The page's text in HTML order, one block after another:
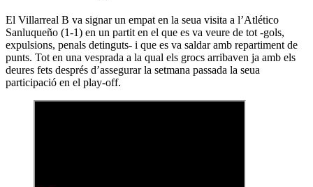
El Villarreal B va signar un empat en la seua visita a l’Atlético
Sanluqueño (1-1) en un partit en el que es va veure de tot -gols,
expulsions, penals detinguts- i que es va saldar amb repartiment de
punts. Tot en una vesprada a la qual els grocs arribaven ja amb els
deures fets després d’assegurar la setmana passada la seua
participació en el play-off.